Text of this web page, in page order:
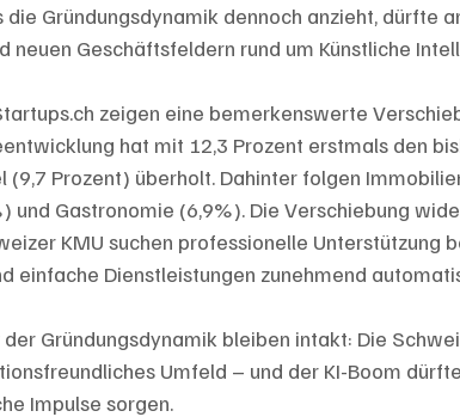
die Gründungsdynamik dennoch anzieht, dürfte
neuen Geschäftsfeldern rund um Künstliche
zeigen eine bemerkenswerte
hat mit 12,3 Prozent erstmals den
(9,7 Prozent) überholt. Dahinter folgen
und Gastronomie (6,9%). Die Verschiebung
KMU suchen professionelle Unterstützung
einfache Dienstleistungen zunehmend
Gründungsdynamik bleiben intakt: Die
Umfeld – und der KI-Boom
Impulse sorgen.